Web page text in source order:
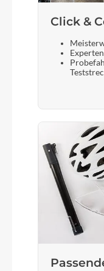
Click &